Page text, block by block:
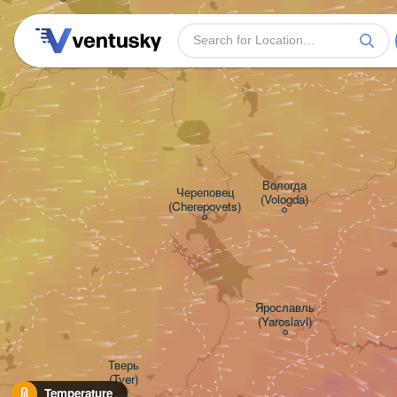
Temperature
Ярославль
(Yaroslavl)
Череповец
(Cherepovets)
Тверь
(Tver)
Вологда
(Vologda)